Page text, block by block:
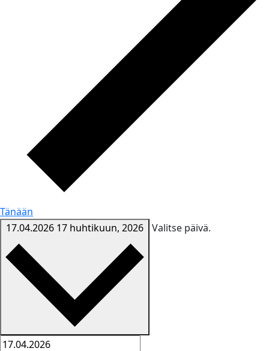
Tänään
17.04.2026 17 huhtikuun, 2026 Valitse päivä.